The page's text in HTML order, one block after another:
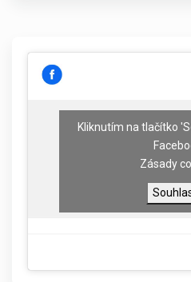
Kliknutím na tlačítko
Zásady